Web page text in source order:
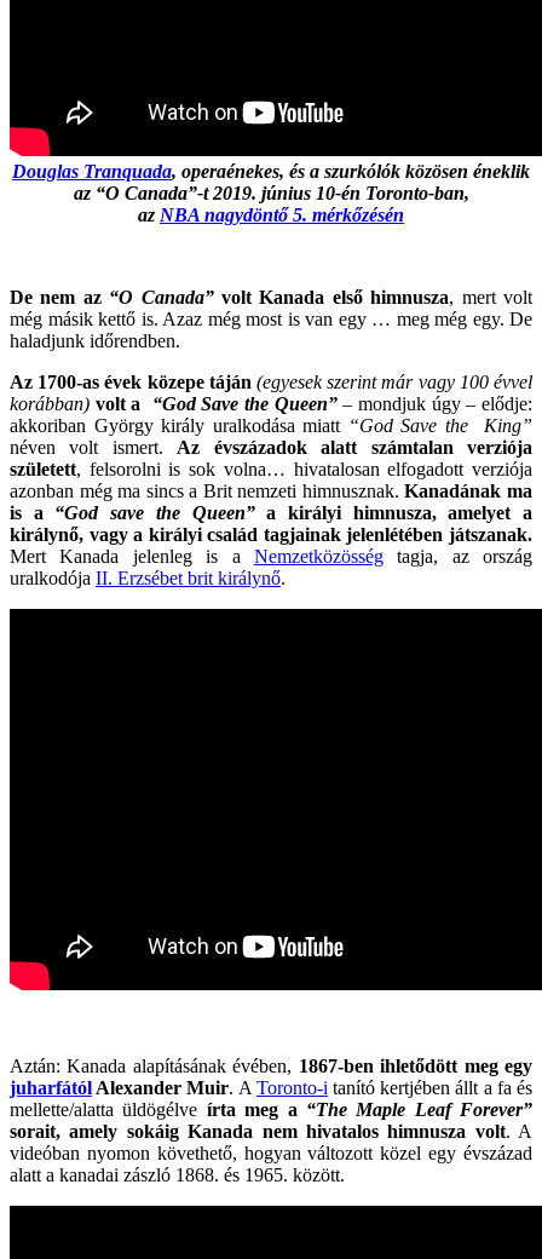
Douglas Tranquada, operaénekes, és a szurkólók közösen éneklik
az “O Canada”-t 2019. június 10-én Toronto-ban,
az NBA nagydöntő 5. mérkőzésén
De nem az “O Canada”volt Kanada első himnusza, mert volt
még másik kettő is. Azaz még most is van egy … meg még egy. De
haladjunk időrendben.
Az 1700-as évek közepe táján (egyesek szerint már vagy 100 évvel
korábban) volt a “God Save the Queen”– mondjuk úgy – elődje:
akkoriban György király uralkodása miatt “God Save the King”
néven volt ismert. Az évszázadok alatt számtalan verziója
született, felsorolni is sok volna… hivatalosan elfogadott verziója
azonban még ma sincs a Brit nemzeti himnusznak.Kanadának ma
is a “God save the Queen”a királyi himnusza, amelyet a
királynő, vagy a királyi család tagjainak jelenlétében játszanak.
Mert Kanada jelenleg is a Nemzetközösségtagja, az ország
uralkodója II. Erzsébet brit királynő.
Aztán: Kanada alapításának évében, 1867-ben ihletődött meg egy
juharfától Alexander Muir. A Toronto-i tanító kertjében állt a fa és
mellette/alatta üldögélve írta meg a “The Maple Leaf Forever”
sorait, amely sokáig Kanada nem hivatalos himnusza volt. A
videóban nyomon követhető, hogyan változott közel egy évszázad
alatt a kanadai zászló 1868. és 1965. között.